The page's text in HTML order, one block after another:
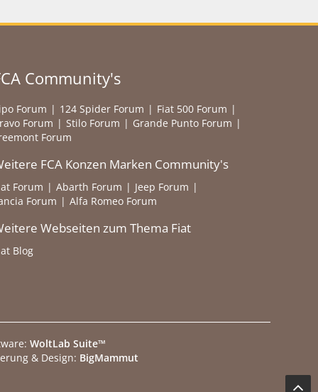
Community's
Forum 124 Spider Forum
Fiat 500 Forum
Forum
Stilo Forum
Grande Punto Forum
Forum
FCA Konzen Marken Community's
Forum Abarth Forum
Jeep Forum
Forum
Alfa Romeo Forum
Webseiten zum Thema Fiat
Blog
WoltLab Suite™
& Design: BigMammut